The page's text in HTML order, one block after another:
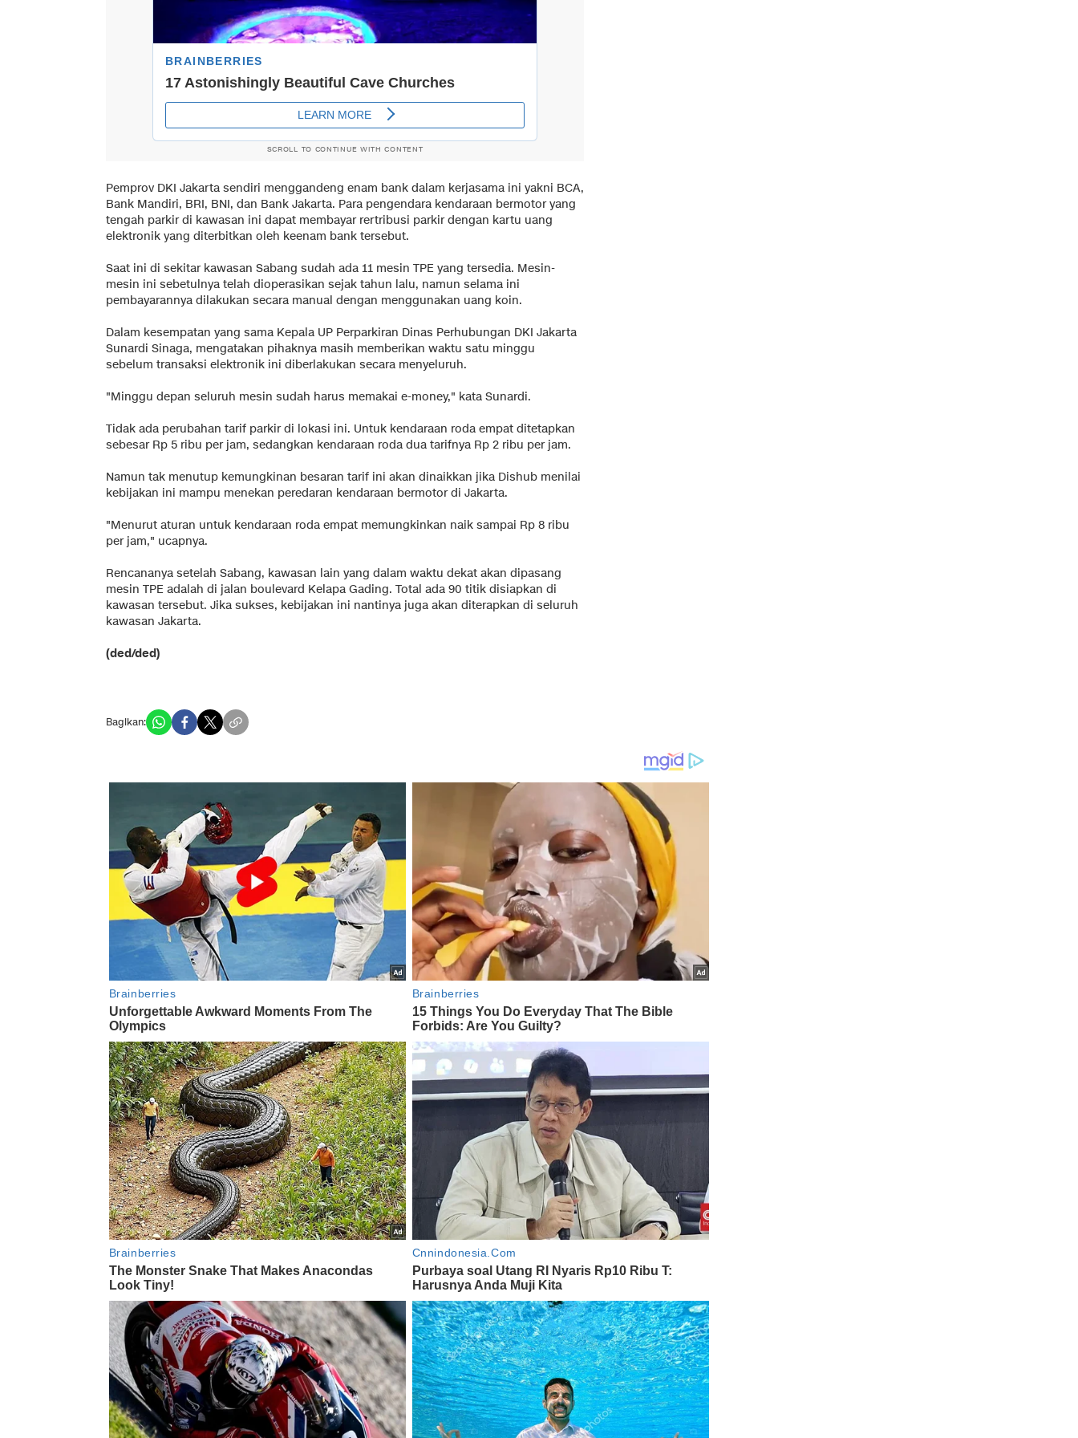
SCROLL TO CONTINUE WITH CONTENT
Pemprov DKI Jakarta sendiri menggandeng enam bank dalam kerjasama ini yakni BCA,
Bank Mandiri, BRI, BNI, dan Bank Jakarta. Para pengendara kendaraan bermotor yang
tengah parkir di kawasan ini dapat membayar rertribusi parkir dengan kartu uang
elektronik yang diterbitkan oleh keenam bank tersebut.
Saat ini di sekitar kawasan Sabang sudah ada 11 mesin TPE yang tersedia. Mesin-
mesin ini sebetulnya telah dioperasikan sejak tahun lalu, namun selama ini
pembayarannya dilakukan secara manual dengan menggunakan uang koin.
Dalam kesempatan yang sama Kepala UP Perparkiran Dinas Perhubungan DKI Jakarta
Sunardi Sinaga, mengatakan pihaknya masih memberikan waktu satu minggu
sebelum transaksi elektronik ini diberlakukan secara menyeluruh.
"Minggu depan seluruh mesin sudah harus memakai e-money," kata Sunardi.
Tidak ada perubahan tarif parkir di lokasi ini. Untuk kendaraan roda empat ditetapkan
sebesar Rp 5 ribu per jam, sedangkan kendaraan roda dua tarifnya Rp 2 ribu per jam.
Namun tak menutup kemungkinan besaran tarif ini akan dinaikkan jika Dishub menilai
kebijakan ini mampu menekan peredaran kendaraan bermotor di Jakarta.
"Menurut aturan untuk kendaraan roda empat memungkinkan naik sampai Rp 8 ribu
per jam," ucapnya.
Rencananya setelah Sabang, kawasan lain yang dalam waktu dekat akan dipasang
mesin TPE adalah di jalan boulevard Kelapa Gading. Total ada 90 titik disiapkan di
kawasan tersebut. Jika sukses, kebijakan ini nantinya juga akan diterapkan di seluruh
kawasan Jakarta.
(ded/ded)
Bagikan: